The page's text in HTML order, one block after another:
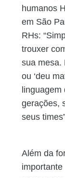
humanos
em São
RHs:
trouxer
sua mesa.
ou ‘deu
linguagem
gerações,
seus
Além da